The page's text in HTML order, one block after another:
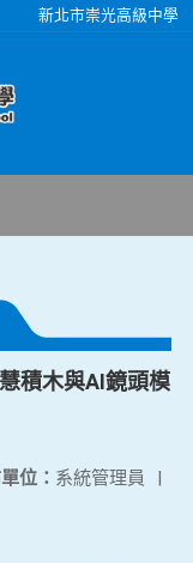
新北市崇光高級中學
積木與AI鏡頭模
位： 系統管理員 |